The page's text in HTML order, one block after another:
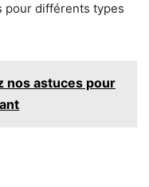
pour différents types
nos astuces pour